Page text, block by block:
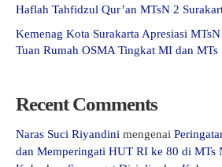
Haflah Tahfidzul Qur’an MTsN 2
Kemenag Kota Surakarta Apresiasi
Tuan Rumah OSMA Tingkat MI dan MTs
Recent Comments
Naras Suci Riyandini mengenai
dan Memperingati HUT RI ke 80 di MTs